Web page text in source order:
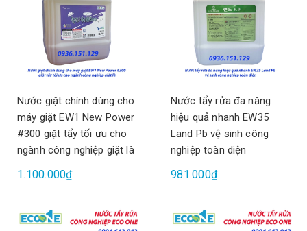
Nước giặt chính dùng cho
máy giặt EW1 New Power
#300 giặt tẩy tối ưu cho
ngành công nghiệp giặt là
1.100.000₫
Nước tẩy rửa đa năng
hiệu quả nhanh EW35
Land Pb vệ sinh công
nghiệp toàn diện
981.000₫